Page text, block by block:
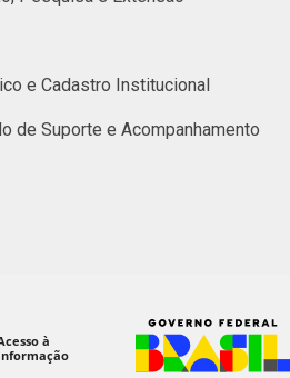
e Cadastro Institucional
de Suporte e Acompanhamento